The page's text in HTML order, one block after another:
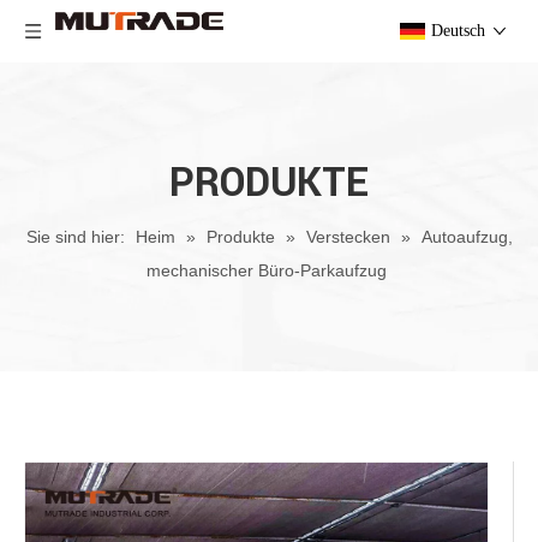
Deutsch
PRODUKTE
Sie sind hier: Heim » Produkte » Verstecken » Autoaufzug,
mechanischer Büro-Parkaufzug